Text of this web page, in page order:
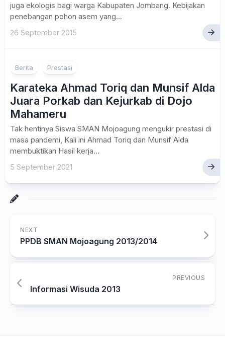
juga ekologis bagi warga Kabupaten Jombang. Kebijakan
penebangan pohon asem yang...
26 September 2015
Berita Prestasi
Karateka Ahmad Toriq dan Munsif Alda
Juara Porkab dan Kejurkab di Dojo
Mahameru
Tak hentinya Siswa SMAN Mojoagung mengukir prestasi di
masa pandemi, Kali ini Ahmad Toriq dan Munsif Alda
membuktikan Hasil kerja...
5 September 2021
NEXT
PPDB SMAN Mojoagung 2013/2014
PREVIOUS
Informasi Wisuda 2013